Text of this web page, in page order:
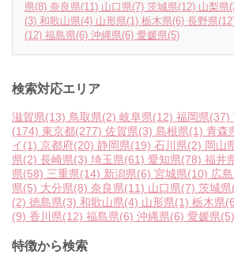
県(8) 奈良県(11) 山口県(7) 茨城県(12) 山梨県
(3) 和歌山県(4) 山形県(1) 栃木県(6) 長野県
(12) 福島県(6) 沖縄県(6) 愛媛県(5)
検索対応エリア
滋賀県(13) 鳥取県(2) 岐阜県(12) 福岡県(37)
(174) 東京都(277) 佐賀県(3) 島根県(1) 青森
イ(1) 京都府(20) 静岡県(19) 石川県(2) 岡山
県(2) 長崎県(3) 埼玉県(61) 愛知県(78) 福井
県(58) 三重県(14) 新潟県(6) 宮城県(10) 広
県(5) 大分県(8) 奈良県(11) 山口県(7) 茨城県
(2) 徳島県(3) 和歌山県(4) 山形県(1) 栃木県
(9) 香川県(12) 福島県(6) 沖縄県(6) 愛媛県(5)
特徴から検索